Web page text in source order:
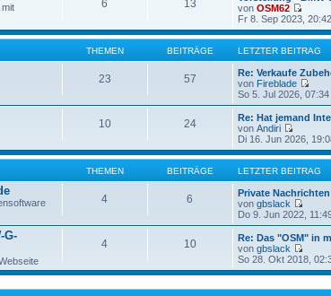
B
e
i
t
r
a
g
t
e
r
B
e
i
t
r
a
g
6 13
von OSM62
N
e
u
e
s
t
e
r
B
e
i
t
r
a
g
Fr 8. Sep 2023, 20:42
THEMEN BEITRÄGE LETZTER BEITRAG
23 57
Re: Verkaufe
von Fireblade
N
e
u
e
s
e
r
e
i
t
r
a
g
So 5. Jul 2026, 07:34
10 24
Re: Hat jemand
von Andiri
N
e
u
e
s
t
e
r
B
e
i
t
r
a
g
Di 16. Jun 2026,
THEMEN BEITRÄGE LETZTER BEITRAG
4 6
Private
von gbslack
N
e
u
e
s
t
e
r
Do 9. Jun 2022,
G-
4 10
Re: Das "OSM" in
von gbslack
N
e
u
e
So 28. Okt 2018,